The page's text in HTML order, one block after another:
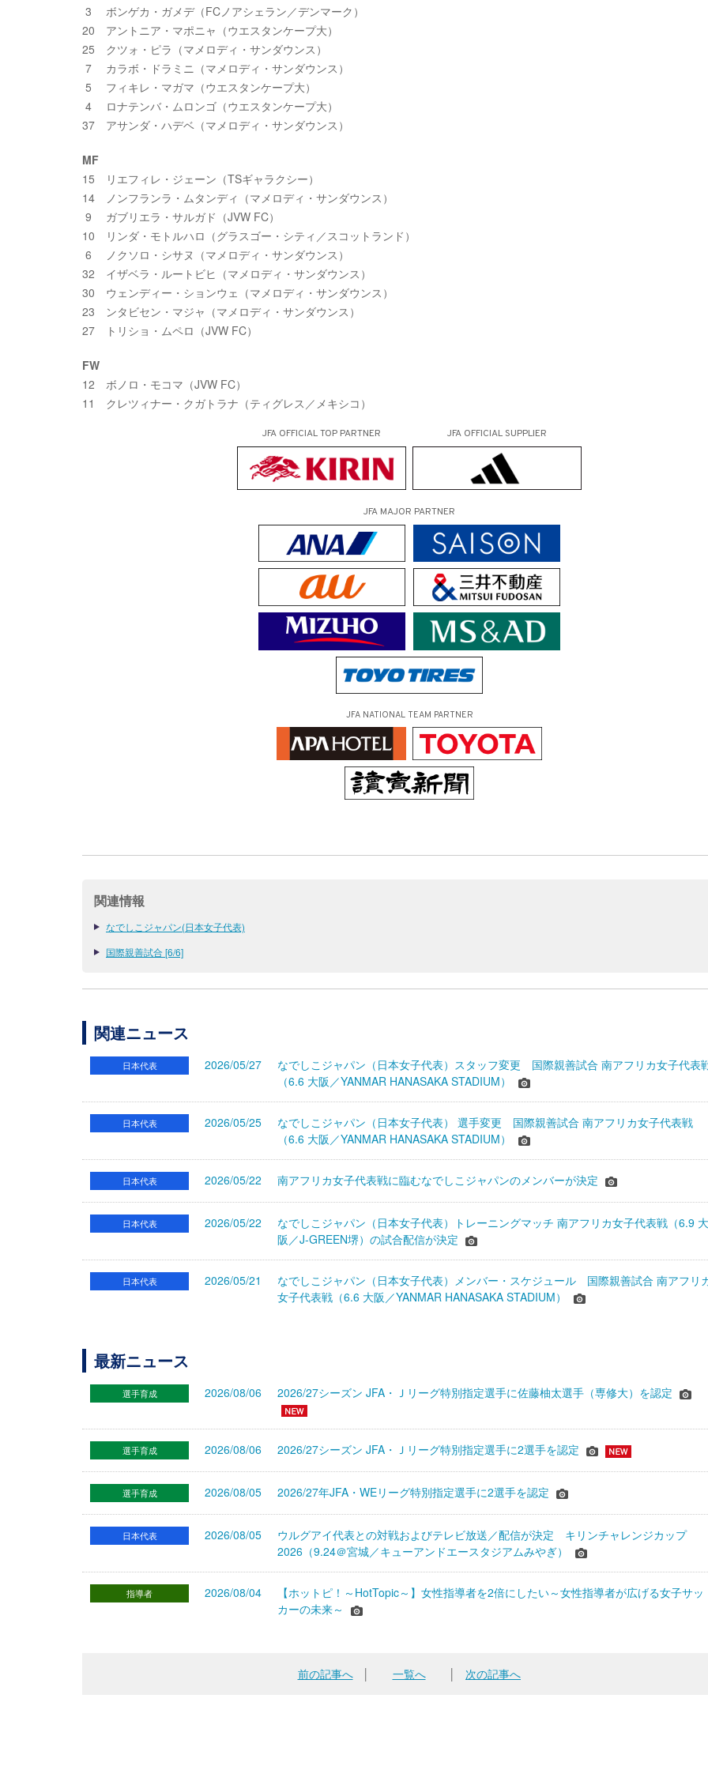
3 ボンゲカ・ガメデ（FCノアシェラン／デンマーク）
20 アントニア・マポニャ（ウエスタンケープ大）
25 クツォ・ピラ（マメロディ・サンダウンス）
7 カラボ・ドラミニ（マメロディ・サンダウンス）
5 フィキレ・マガマ（ウエスタンケープ大）
4 ロナテンバ・ムロンゴ（ウエスタンケープ大）
37 アサンダ・ハデベ（マメロディ・サンダウンス）
MF
15 リエフィレ・ジェーン（TSギャラクシー）
14 ノンフランラ・ムタンディ（マメロディ・サンダウンス）
9 ガブリエラ・サルガド（JVW FC）
10 リンダ・モトルハロ（グラスゴー・シティ／スコットランド）
6 ノクソロ・シサヌ（マメロディ・サンダウンス）
32 イザベラ・ルートビヒ（マメロディ・サンダウンス）
30 ウェンディー・ションウェ（マメロディ・サンダウンス）
23 ンタビセン・マジャ（マメロディ・サンダウンス）
27 トリショ・ムペロ（JVW FC）
FW
12 ボノロ・モコマ（JVW FC）
11 クレツィナー・クガトラナ（ティグレス／メキシコ）
JFA OFFICIALTOP PARTNER JFA OFFICIAL SUPPLIER
JFA MAJOR PARTNER
JFA NATIONAL TEAM PARTNER
関連情報
なでしこジャパン(日本女子代表)
国際親善試合 [6/6]
関連ニュース
日本代表 2026/05/27
なでしこジャパン（日本女子代表）スタッフ変更 国際親善試合 南アフリカ女子代表
（6.6 大阪／YANMAR HANASAKA STADIUM）
日本代表 2026/05/25
なでしこジャパン（日本女子代表） 選手変更 国際親善試合 南アフリカ女子代表戦
（6.6 大阪／YANMAR HANASAKA STADIUM）
日本代表 2026/05/22 南アフリカ女子代表戦に臨むなでしこジャパンのメンバーが決定
日本代表 2026/05/22
なでしこジャパン（日本女子代表）トレーニングマッチ 南アフリカ女子代表戦（6.9 大
阪／J-GREEN堺）の試合配信が決定
日本代表 2026/05/21
なでしこジャパン（日本女子代表）メンバー・スケジュール 国際親善試合 南アフリ
女子代表戦（6.6 大阪／YANMAR HANASAKA STADIUM）
最新ニュース
選手育成 2026/08/06 2026/27シーズン JFA・Ｊリーグ特別指定選手に佐藤柚太選手（専修大）を認定
選手育成 2026/08/06 2026/27シーズン JFA・Ｊリーグ特別指定選手に2選手を認定
選手育成 2026/08/05 2026/27年JFA・WEリーグ特別指定選手に2選手を認定
日本代表 2026/08/05
ウルグアイ代表との対戦およびテレビ放送／配信が決定 キリンチャレンジカップ
2026（9.24＠宮城／キューアンドエースタジアムみやぎ）
指導者 2026/08/04
【ホットピ！～HotTopic～】女性指導者を2倍にしたい～女性指導者が広げる女子サッ
カーの未来～
前の記事へ│ 一覧へ 次の記事へ